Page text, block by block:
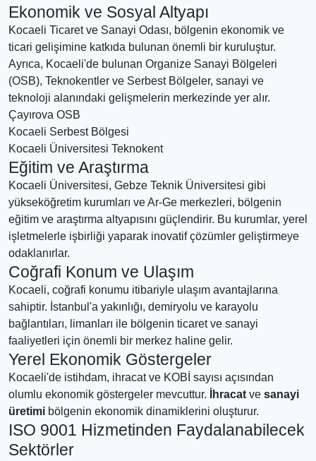
Ekonomik ve Sosyal Altyapı
Kocaeli Ticaret ve Sanayi Odası, bölgenin ekonomik ve
ticari gelişimine katkıda bulunan önemli bir kuruluştur.
Ayrıca, Kocaeli'de bulunan Organize Sanayi Bölgeleri
(OSB), Teknokentler ve Serbest Bölgeler, sanayi ve
teknoloji alanındaki gelişmelerin merkezinde yer alır.
Çayırova OSB
Kocaeli Serbest Bölgesi
Kocaeli Üniversitesi Teknokent
Eğitim ve Araştırma
Kocaeli Üniversitesi, Gebze Teknik Üniversitesi gibi
yükseköğretim kurumları ve Ar-Ge merkezleri, bölgenin
eğitim ve araştırma altyapısını güçlendirir. Bu kurumlar, yerel
işletmelerle işbirliği yaparak inovatif çözümler geliştirmeye
odaklanırlar.
Coğrafi Konum ve Ulaşım
Kocaeli, coğrafi konumu itibariyle ulaşım avantajlarına
sahiptir. İstanbul'a yakınlığı, demiryolu ve karayolu
bağlantıları, limanları ile bölgenin ticaret ve sanayi
faaliyetleri için önemli bir merkez haline gelir.
Yerel Ekonomik Göstergeler
Kocaeli'de istihdam, ihracat ve KOBİ sayısı açısından
olumlu ekonomik göstergeler mevcuttur.
İhracat ve sanayi
üretimi bölgenin ekonomik dinamiklerini oluşturur.
ISO 9001 Hizmetinden Faydalanabilecek
Sektörler